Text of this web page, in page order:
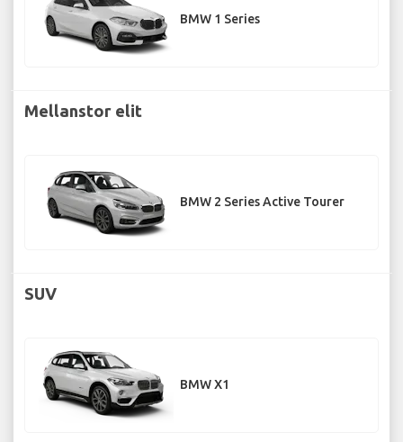
BMW 1 Series
Mellanstor elit
BMW 2 Series Active Tourer
SUV
BMW X1